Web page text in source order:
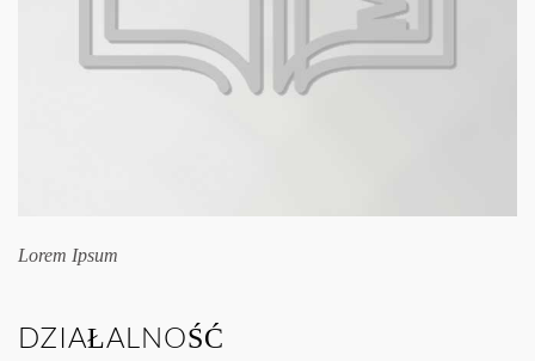
Lorem Ipsum
DZIAŁALNOŚĆ